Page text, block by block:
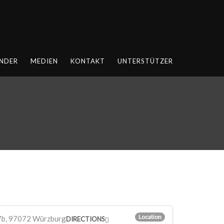
MEDIEN KONTAKT UNTERSTÜTZER
97072 Würzburg Location
DIRECTIONS